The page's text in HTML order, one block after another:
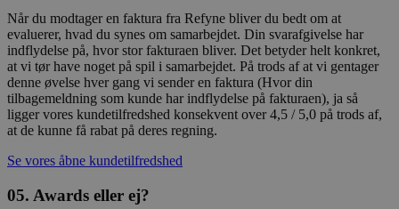
Når du modtager en faktura fra Refyne bliver du bedt om at
evaluerer, hvad du synes om samarbejdet. Din svarafgivelse har
indflydelse på, hvor stor fakturaen bliver. Det betyder helt konkret,
at vi tør have noget på spil i samarbejdet. På trods af at vi gentager
denne øvelse hver gang vi sender en faktura (Hvor din
tilbagemeldning som kunde har indflydelse på fakturaen), ja så
ligger vores kundetilfredshed konsekvent over 4,5 / 5,0 på trods af,
at de kunne få rabat på deres regning.
Se vores åbne kundetilfredshed
05. Awards eller ej?